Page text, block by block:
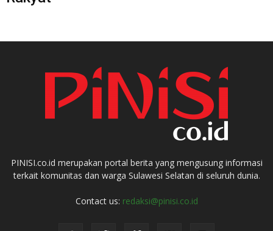
PINISI.co.id merupakan portal berita yang mengusung informasi
terkait komunitas dan warga Sulawesi Selatan di seluruh dunia.
Contact us: redaksi@pinisi.co.id